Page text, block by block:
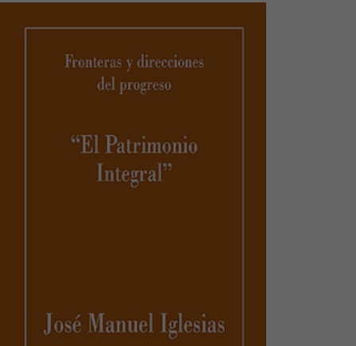
desaparecerán